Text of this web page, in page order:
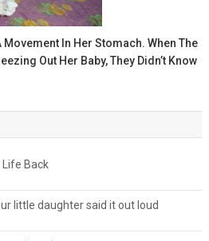
In Her Stomach. When The
Out Her Baby, They Didn’t Know
Back
little daughter said it out loud